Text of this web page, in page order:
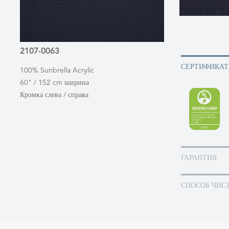
2107-0063
100% Sunbrella Acrylic
60" / 152 cm ширина
Кромка слева / справа
ГАРАНТИЯ
СПОСОБ